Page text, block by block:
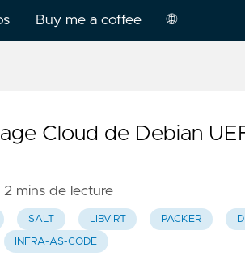
Buy me a coffee 🌐
Cloud de Debian
2 mins de lecture
SALT LIBVIRT PACKER
INFRA-AS-CODE